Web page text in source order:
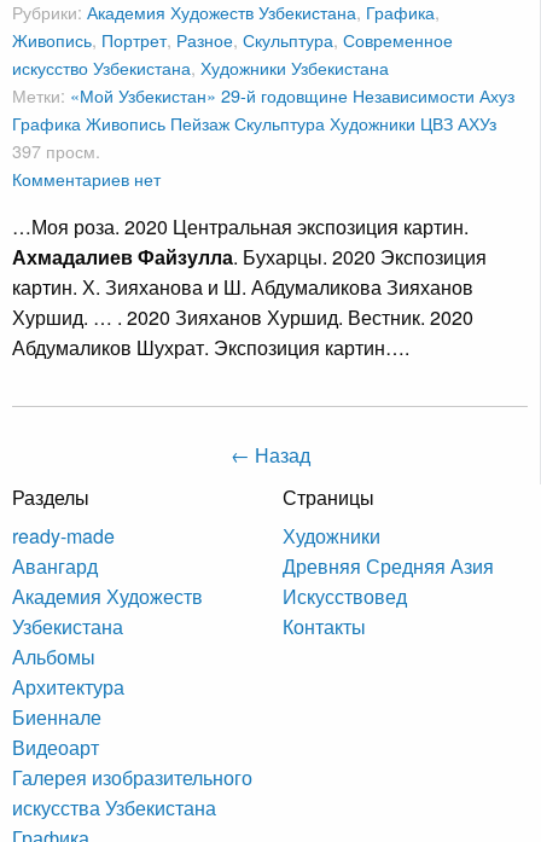
Рубрики: Академия Художеств Узбекистана, Графика,
Живопись, Портрет, Разное, Скульптура, Современное
искусство Узбекистана, Художники Узбекистана
Метки: «Мой Узбекистан» 29-й годовщине Независимости Ахуз
ГрафикаЖивопись ПейзажСкульптураХудожники ЦВЗ АХУз
397 просм.
Комментариев нет
…Моя роза. 2020 Центральная экспозиция картин.
Ахмадалиев Файзулла. Бухарцы. 2020 Экспозиция
картин. Х. Зияханова и Ш. Абдумаликова Зияханов
Хуршид. … . 2020 Зияханов Хуршид. Вестник. 2020
Абдумаликов Шухрат. Экспозиция картин….
← Назад
Разделы
ready-made
Авангард
Академия Художеств
Узбекистана
Альбомы
Архитектура
Биеннале
Видеоарт
Галерея изобразительного
искусства Узбекистана
Страницы
Художники
Древняя Средняя Азия
Искусствовед
Контакты